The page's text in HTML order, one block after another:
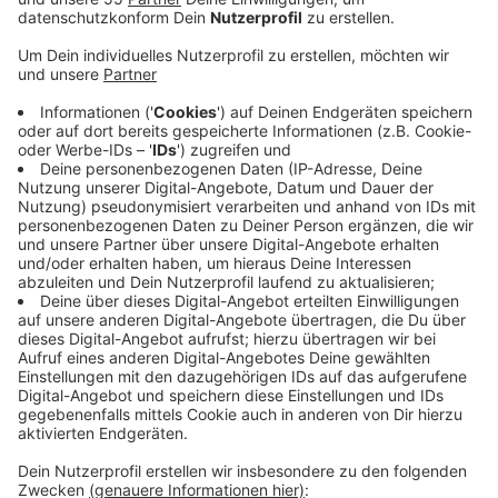
Anzeige
Uhr an der Eisenbahnbrücke auf der Ratinger Straße.
Sie soll Instand gesetzt werden.
Die über 100 Jahre alte Eisenbahnbrücke hält dem
Verkehr, der über die Jahre hinweg stark zugenommen
hat, nicht mehr Stand. Seit der Öffnung des neuen
A44-Teilstücks klagen Anwohner darüber, dass der
Verkehr nochmal massiv zugenommen hat. Die Brücke
zumindest hält dem kaum Stand. Ende 2017 hatten
sich starke Risse gebildet und an einigen Stellen war
das Mauerwerk herausgedrückt worden. Deshalb
wurde die Brücke verstärkt. Das soll nächsten Monat
auch nochmal geschehen, damit dann ab August auch
wieder LKW über die Brücke fahren dürfen.